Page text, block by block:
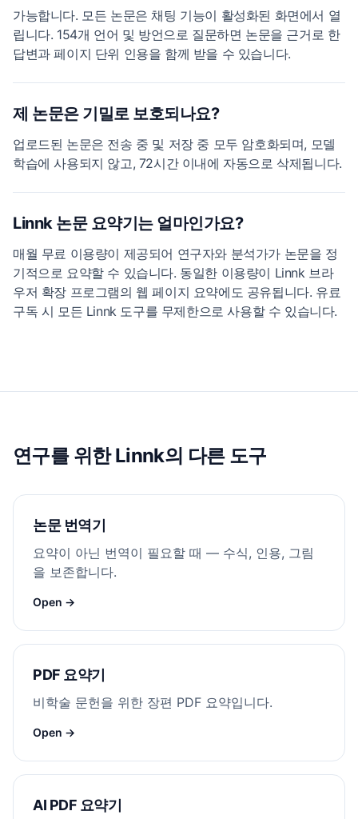
가능합니다. 모든 논문은 채팅 기능이 활성화된 화면에서 열
립니다. 154개 언어 및 방언으로 질문하면 논문을 근거로 한
답변과 페이지 단위 인용을 함께 받을 수 있습니다.
제 논문은 기밀로 보호되나요?
업로드된 논문은 전송 중 및 저장 중 모두 암호화되며, 모델
학습에 사용되지 않고, 72시간 이내에 자동으로 삭제됩니다.
Linnk 논문 요약기는 얼마인가요?
매월 무료 이용량이 제공되어 연구자와 분석가가 논문을 정
기적으로 요약할 수 있습니다. 동일한 이용량이 Linnk 브라
우저 확장 프로그램의 웹 페이지 요약에도 공유됩니다. 유료
구독 시 모든 Linnk 도구를 무제한으로 사용할 수 있습니다.
연구를 위한 Linnk의 다른 도구
논문 번역기
요약이 아닌 번역이 필요할 때 — 수식, 인용, 그림
을 보존합니다.
Open →
PDF 요약기
비학술 문헌을 위한 장편 PDF 요약입니다.
Open →
AI PDF 요약기